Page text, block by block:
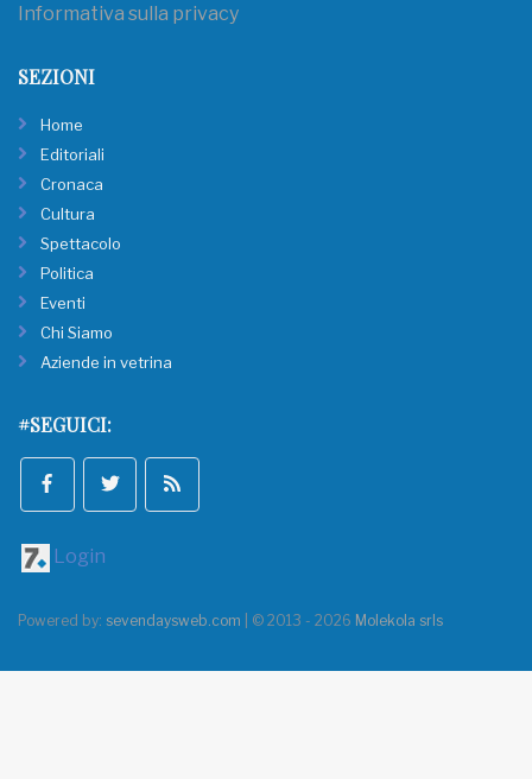
Informativa sulla privacy
SEZIONI
Home
Editoriali
Cronaca
Cultura
Spettacolo
Politica
Eventi
Chi Siamo
Aziende in vetrina
#SEGUICI:
Login
Powered by: sevendaysweb.com | © 2013 - 2026 Molekola srls